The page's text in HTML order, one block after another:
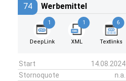
74 Werbemittel
1
DeepLink
1
XML
6
Textlinks
Start
14.08.2024
Stornoquote
n.a.